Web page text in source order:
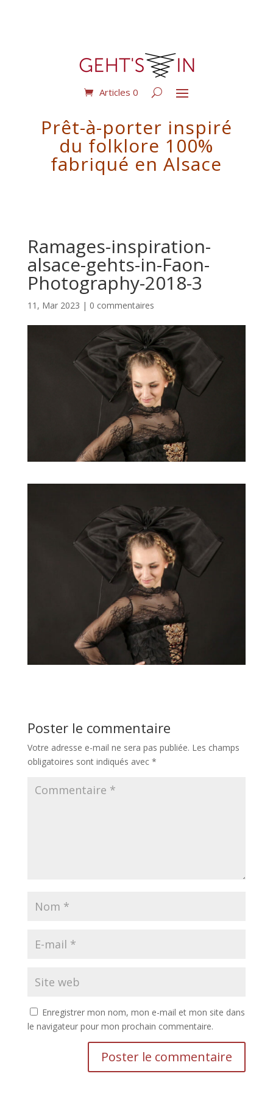
Articles 0
Prêt-à-porter inspiré
du folklore 100%
fabriqué en Alsace
Ramages-inspiration-
alsace-gehts-in-Faon-
Photography-2018-3
11, Mar 2023 | 0 commentaires
Poster le commentaire
Votre adresse e-mail ne sera pas publiée. Les champs
obligatoires sont indiqués avec *
Enregistrer mon nom, mon e-mail et mon site dans
le navigateur pour mon prochain commentaire.